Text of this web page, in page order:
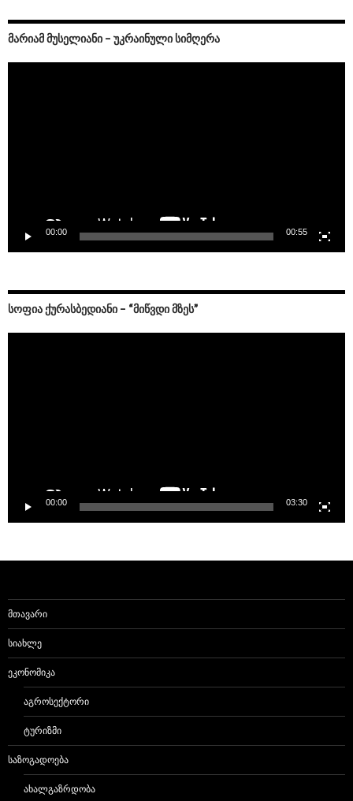
ᲛᲐᲠᲘᲐᲛ ᲛᲣᲡᲔᲚᲘᲐᲜᲘ – ᲣᲙᲠᲐᲘᲜᲣᲚᲘ ᲡᲘᲛᲦᲔᲠᲐ
00:00 00:55
ᲡᲝᲤᲘᲐ ᲥᲣᲠᲐᲡᲑᲔᲓᲘᲐᲜᲘ – “ᲛᲘᲬᲕᲓᲘ ᲛᲖᲔᲡ”
00:00 03:30
ᲛᲗᲐᲕᲐᲠᲘ
ᲡᲘᲐᲮᲚᲔ
ᲔᲙᲝᲜᲝᲛᲘᲙᲐ
ᲐᲒᲠᲝᲡᲔᲥᲢᲝᲠᲘ
ᲢᲣᲠᲘᲖᲛᲘ
ᲡᲐᲖᲝᲒᲐᲓᲝᲔᲑᲐ
ᲐᲮᲐᲚᲒᲐᲖᲠᲓᲝᲑᲐ